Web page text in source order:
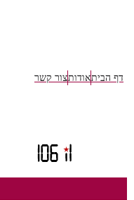
הביתאודותצור קשר